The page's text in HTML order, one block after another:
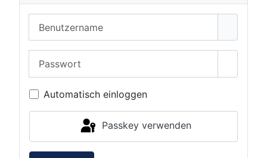
Automatisch einloggen
Passkey verwenden